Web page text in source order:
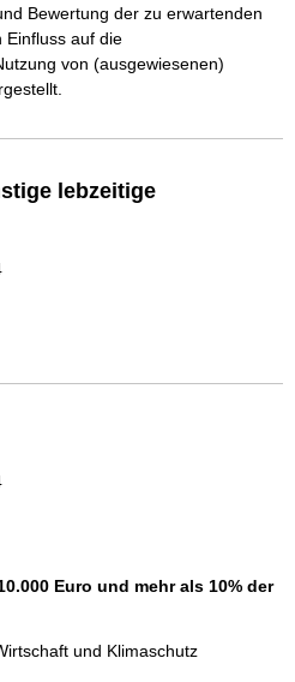
Bewertung der zu erwartenden
Einfluss auf die
von (ausgewiesenen)
lebzeitige
Euro und mehr als 10% der
und Klimaschutz